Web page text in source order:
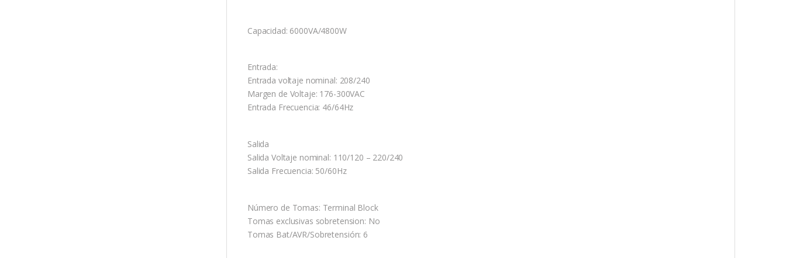
Capacidad: 6000VA/4800W
Entrada:
Entrada voltaje nominal: 208/240
Margen de Voltaje: 176-300VAC
Entrada Frecuencia: 46/64Hz
Salida
Salida Voltaje nominal: 110/120 – 220/240
Salida Frecuencia: 50/60Hz
Número de Tomas: Terminal Block
Tomas exclusivas sobretension: No
Tomas Bat/AVR/Sobretensión: 6